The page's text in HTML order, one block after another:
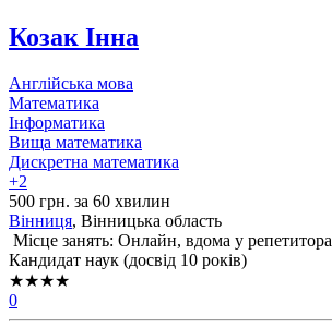
Козак Інна
Англійська мова
Математика
Інформатика
Вища математика
Дискретна математика
+2
500 грн. за 60 хвилин
Вінниця, Вінницька область
Місце занять: Онлайн, вдома у репетитора
Кандидат наук (досвід 10 років)
★★★★
0